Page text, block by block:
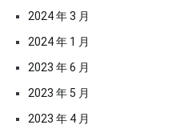
2024 年 3 月
2024 年 1 月
2023 年 6 月
2023 年 5 月
2023 年 4 月